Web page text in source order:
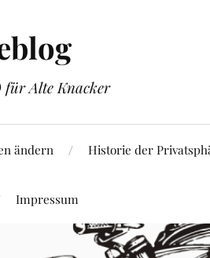
Alte Knacker
ändern Historie der
Impressum